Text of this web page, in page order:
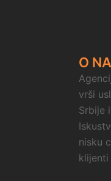
O
vrši
Srbije
nisku